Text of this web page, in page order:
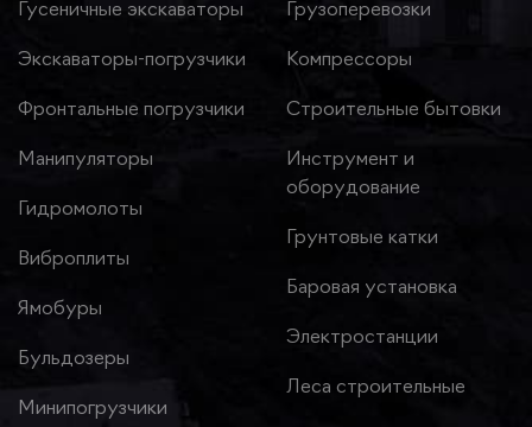
Гусеничные экскаваторы
Экскаваторы-погрузчики
Фронтальные погрузчики
Манипуляторы
Гидромолоты
Виброплиты
Ямобуры
Бульдозеры
Минипогрузчики
Грузоперевозки
Компрессоры
Строительные бытовки
Инструмент и
оборудование
Грунтовые катки
Баровая установка
Электростанции
Леса строительные